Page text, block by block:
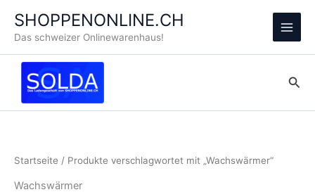
Inhalt
springen
SHOPPENONLINE.CH
Das schweizer Onlinewarenhaus!
Main
Startseite / Produkte verschlagwortet mit „Wachswärmer“
Wachswärmer